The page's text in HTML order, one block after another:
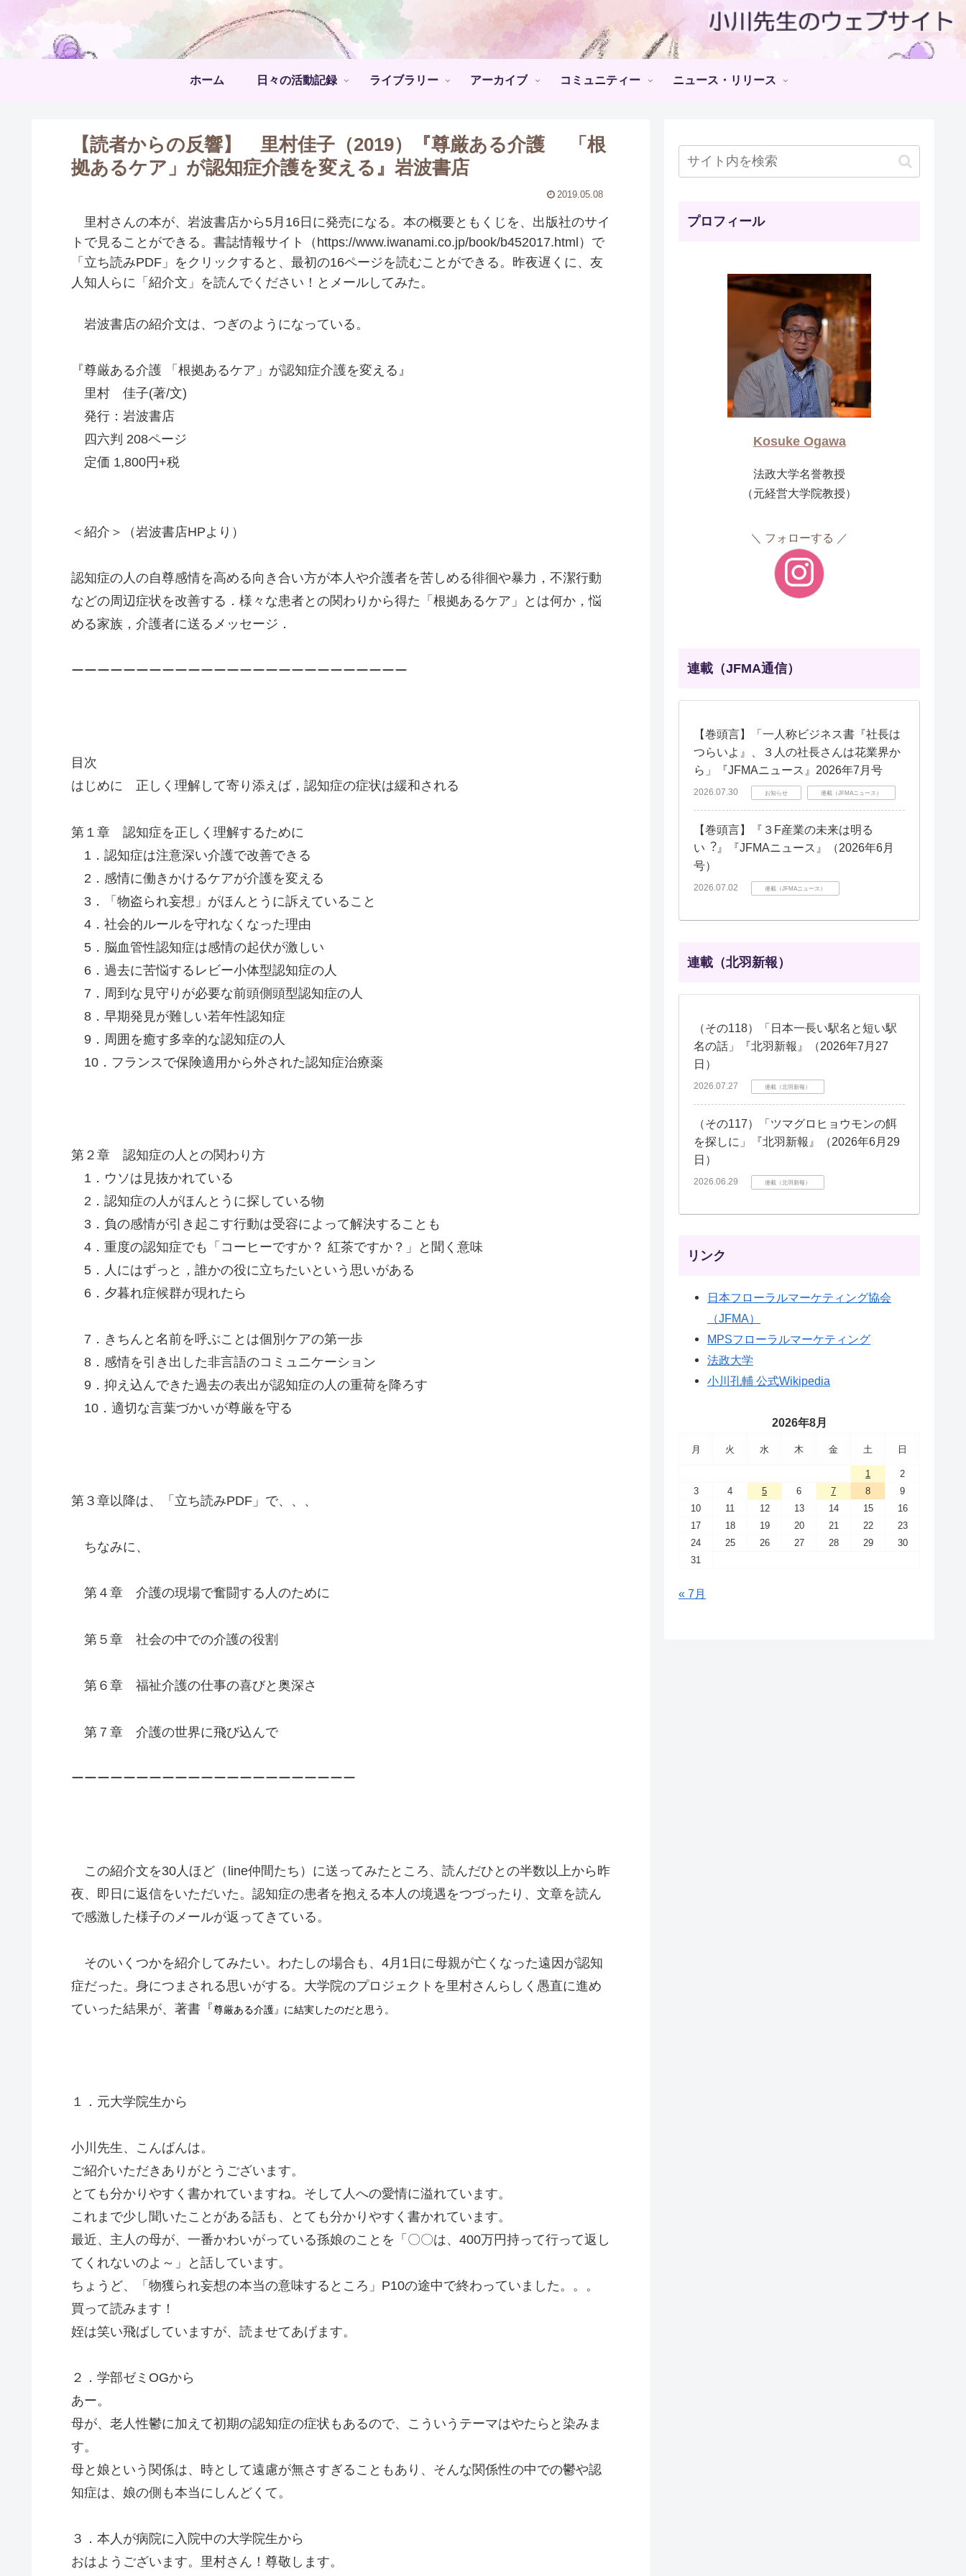
ホーム 日々の活動記録 ライブラリー アーカイブ コミュニティー ニュース・リリース
【読者からの反響】 里村佳子（2019）『尊厳ある介護 「根
拠あるケア」が認知症介護を変える』岩波書店
2019.05.08
里村さんの本が、岩波書店から5月16日に発売になる。本の概要ともくじを、出版社のサイ
トで見ることができる。書誌情報サイト（https://www.iwanami.co.jp/book/b452017.html）で
「立ち読みPDF」をクリックすると、最初の16ページを読むことができる。昨夜遅くに、友
人知人らに「紹介文」を読んでください！とメールしてみた。
岩波書店の紹介文は、つぎのようになっている。
『尊厳ある介護 「根拠あるケア」が認知症介護を変える』
里村 佳子(著/文)
発行：岩波書店
四六判 208ページ
定価 1,800円+税
＜紹介＞（岩波書店HPより）
認知症の人の自尊感情を高める向き合い方が本人や介護者を苦しめる徘徊や暴力，不潔行動
などの周辺症状を改善する．様々な患者との関わりから得た「根拠あるケア」とは何か，悩
める家族，介護者に送るメッセージ．
ーーーーーーーーーーーーーーーーーーーーーーーーーー
目次
はじめに 正しく理解して寄り添えば，認知症の症状は緩和される
第１章 認知症を正しく理解するために
1．認知症は注意深い介護で改善できる
2．感情に働きかけるケアが介護を変える
3．「物盗られ妄想」がほんとうに訴えていること
4．社会的ルールを守れなくなった理由
5．脳血管性認知症は感情の起伏が激しい
6．過去に苦悩するレビー小体型認知症の人
7．周到な見守りが必要な前頭側頭型認知症の人
8．早期発見が難しい若年性認知症
9．周囲を癒す多幸的な認知症の人
10．フランスで保険適用から外された認知症治療薬
第２章 認知症の人との関わり方
1．ウソは見抜かれている
2．認知症の人がほんとうに探している物
3．負の感情が引き起こす行動は受容によって解決することも
4．重度の認知症でも「コーヒーですか？ 紅茶ですか？」と聞く意味
5．人にはずっと，誰かの役に立ちたいという思いがある
6．夕暮れ症候群が現れたら
7．きちんと名前を呼ぶことは個別ケアの第一歩
8．感情を引き出した非言語のコミュニケーション
9．抑え込んできた過去の表出が認知症の人の重荷を降ろす
10．適切な言葉づかいが尊厳を守る
第３章以降は、「立ち読みPDF」で、、、
ちなみに、
第４章 介護の現場で奮闘する人のために
第５章 社会の中での介護の役割
第６章 福祉介護の仕事の喜びと奥深さ
第７章 介護の世界に飛び込んで
ーーーーーーーーーーーーーーーーーーーーーー
この紹介文を30人ほど（line仲間たち）に送ってみたところ、読んだひとの半数以上から昨
夜、即日に返信をいただいた。認知症の患者を抱える本人の境遇をつづったり、文章を読ん
で感激した様子のメールが返ってきている。
そのいくつかを紹介してみたい。わたしの場合も、4月1日に母親が亡くなった遠因が認知
症だった。身につまされる思いがする。大学院のプロジェクトを里村さんらしく愚直に進め
ていった結果が、著書『尊厳ある介護』に結実したのだと思う。
１．元大学院生から
小川先生、こんばんは。
ご紹介いただきありがとうございます。
とても分かりやすく書かれていますね。そして人への愛情に溢れています。
これまで少し聞いたことがある話も、とても分かりやすく書かれています。
最近、主人の母が、一番かわいがっている孫娘のことを「〇〇は、400万円持って行って返し
てくれないのよ～」と話しています。
ちょうど、「物獲られ妄想の本当の意味するところ」P10の途中で終わっていました。。。
買って読みます！
姪は笑い飛ばしていますが、読ませてあげます。
２．学部ゼミOGから
あー。
母が、老人性鬱に加えて初期の認知症の症状もあるので、こういうテーマはやたらと染みま
す。
母と娘という関係は、時として遠慮が無さすぎることもあり、そんな関係性の中での鬱や認
知症は、娘の側も本当にしんどくて。
３．本人が病院に入院中の大学院生から
おはようございます。里村さん！尊敬します。
プロフィール
Kosuke Ogawa
法政大学名誉教授
（元経営大学院教授）
フォローする
連載（JFMA通信）
【巻頭言】「一人称ビジネス書『社長は
つらいよ』、３人の社長さんは花業界か
ら」『JFMAニュース』2026年7月号
2026.07.30 お知らせ 連載（JFMAニュース）
【巻頭言】『３F産業の未来は明る
い︖』『JFMAニュース』（2026年6月
号）
2026.07.02 連載（JFMAニュース）
連載（北羽新報）
（その118）「日本一長い駅名と短い駅
名の話」『北羽新報』（2026年7月27
日）
2026.07.27 連載（北羽新報）
（その117）「ツマグロヒョウモンの餌
を探しに」『北羽新報』（2026年6月29
日）
2026.06.29 連載（北羽新報）
リンク
日本フローラルマーケティング協会
（JFMA）
MPSフローラルマーケティング
法政大学
小川孔輔 公式Wikipedia
2026年8月
月 火 水 木 金 土 日
1
2
3
4 5 6 7 8
9
10
11 12 13 14 15
16
17
18 19 20 21 22
23
24
25 26 27 28 29
30
31
« 7月